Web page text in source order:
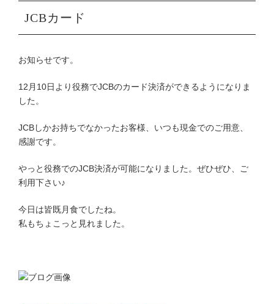
JCBカード
お知らせです。
12月10日より役務でJCBのカード決済ができるようになりま
した。
JCBしかお持ちでなかったお客様、いつも現金でのご用意、
感謝です。
やっと役務でのJCB決済が可能になりました。ぜひぜひ、ご
利用下さい♪
今日は皆既月食でしたね。
私もちょこっと見れました。